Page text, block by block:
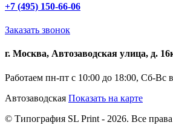
+7 (495) 150-66-06
Заказать звонок
г. Москва, Автозаводская улица, д.
Работаем пн-пт с 10:00 до 18:00, Сб-Вс
Автозаводская Показать на карте
© Типография SL Print - 2026. Все